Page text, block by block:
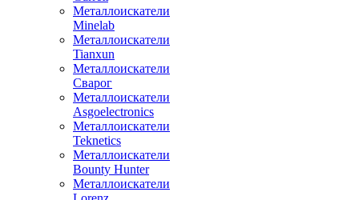
Металлоискатели
Minelab
Металлоискатели
Tianxun
Металлоискатели
Сварог
Металлоискатели
Asgoelectronics
Металлоискатели
Teknetics
Металлоискатели
Bounty Hunter
Металлоискатели